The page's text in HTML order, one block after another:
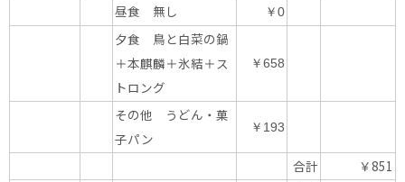
昼食 無し ￥0
夕食 鳥と白菜の鍋
＋本麒麟＋氷結＋ス
トロング
￥658
その他 うどん・菓
子パン
￥193
合計
￥851